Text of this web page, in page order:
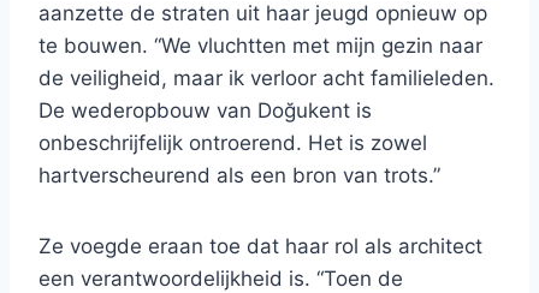
aanzette de straten uit haar jeugd opnieuw op
te bouwen. “We vluchtten met mijn gezin naar
de veiligheid, maar ik verloor acht familieleden.
De wederopbouw van Doğukent is
onbeschrijfelijk ontroerend. Het is zowel
hartverscheurend als een bron van trots.”
Ze voegde eraan toe dat haar rol als architect
een verantwoordelijkheid is. “Toen de